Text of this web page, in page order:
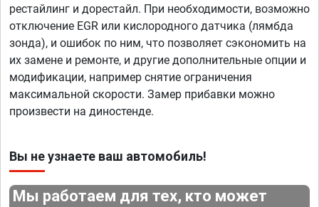
рестайлинг и дорестайл. При необходимости, возможно
отключение EGR или кислородного датчика (лямбда
зонда), и ошибок по ним, что позволяет сэкономить на
их замене и ремонте, и другие дополнительные опции и
модификации, например снятие ограничения
максимальной скорости. Замер прибавки можно
произвести на диностенде.
Вы не узнаете ваш автомобиль!
Мы работаем для тех, кто может